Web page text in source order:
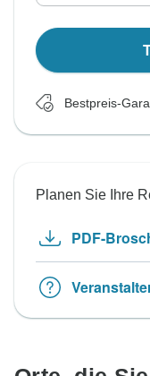
Bestpreis-
Planen Sie Ihre
PDF-